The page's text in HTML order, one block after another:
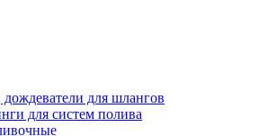
для шлангов
для систем полива